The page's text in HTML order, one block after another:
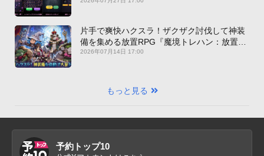
片手で爽快ハクスラ！ザクザク討伐して神装
備を集める放置RPG『魔境トレハン：放置で
神装備』【最新作PICKUP】
2026年07月14日 17:00
もっと見る
予約トップ10